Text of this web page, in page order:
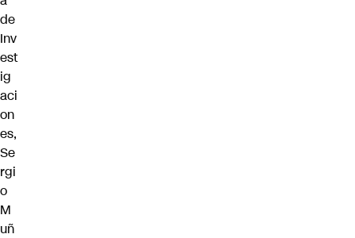
de
Inv
est
ig
aci
on
es,
Se
rgi
o
M
uñ